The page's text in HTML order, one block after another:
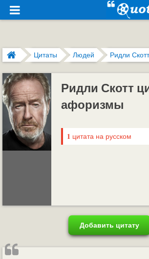
Цитаты Людей Ридли Скотт
Ридли Скотт
афоризмы
1 цитата на русском
Добавить цитату